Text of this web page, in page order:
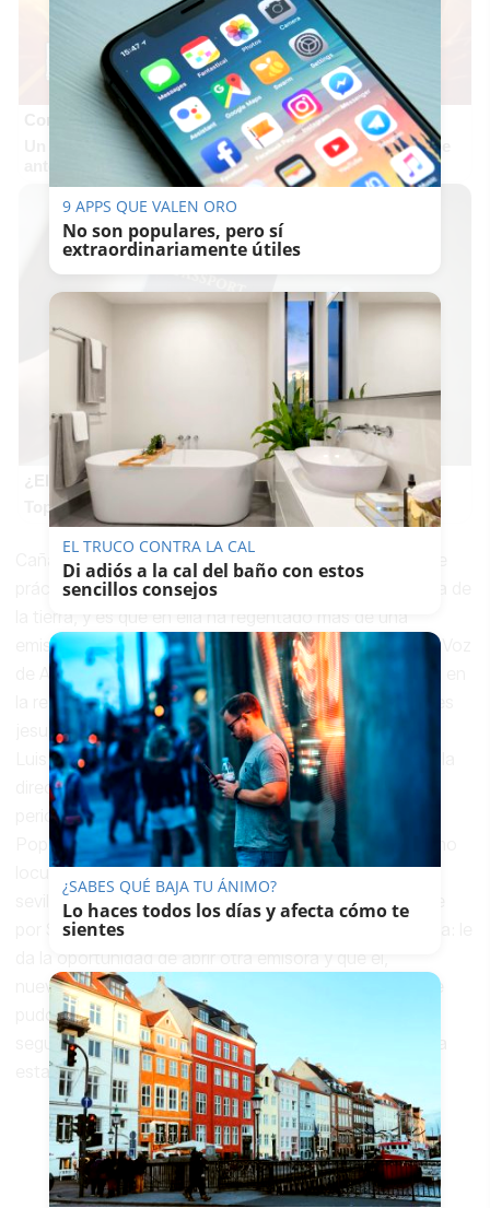
Corepunk MMORPG
Un verdadero MMORPG de la vieja escuela ¡Cómo los de
antes, pero mejor!
¿El tuyo está en la lista?
Top pasaportes que te dejan viajar sin visado
Cañadas Machado, canario de nacimiento, cuenta que
prácticamente se ha criado en Andalucía. Se considera de
la tierra, y es que en ella ha regentado más de una
emisora. Comienza su carrera como informador en La Voz
de Andalucía, de Córdoba, periódico en el que se inicia en
la redacción en prensa. Tres años después, el entonces
jesuita y director de Radio Popular de la ciudad califal,
Luis Alemán, le propone mudarse a Galicia e inaugurar la
dirección de una nueva emisora en Vigo. El joven
periodista acepta y se convierte en el jefe de Radio
Popular de la ciudad gallega. Durante su liderazgo como
locutor en el norte de España se casa con una
sevillana que había paseado más por la calle Larga que
por Sierpes. En la boda, Luis Alemán le hace otra oferta: le
da la oportunidad de abrir otra emisora y que él,
nuevamente, comience como director. El destino no le
pudo gustar más a su mujer: Jerez. Ambos dijeron por
segunda vez "sí quiero" y en 1967 comienzan una larga
estancia en la ciudad.
9 APPS QUE VALEN ORO
No son populares, pero sí
extraordinariamente útiles
EL TRUCO CONTRA LA CAL
Di adiós a la cal del baño con estos
sencillos consejos
¿SABES QUÉ BAJA TU ÁNIMO?
Lo haces todos los días y afecta cómo te
sientes